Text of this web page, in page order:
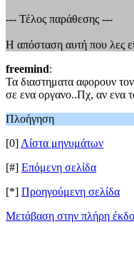
--- Τέλος παράθεσης ---
Η απόσταση αυτή που λες
freemind:
Τα διαστηματα αφορουν
σε ενα οργανο..Πχ, αν ενα
Πλοήγηση
[0] Λίστα μηνυμάτων
[#] Επόμενη σελίδα
[*] Προηγούμενη σελίδα
Μετάβαση στην πλήρη